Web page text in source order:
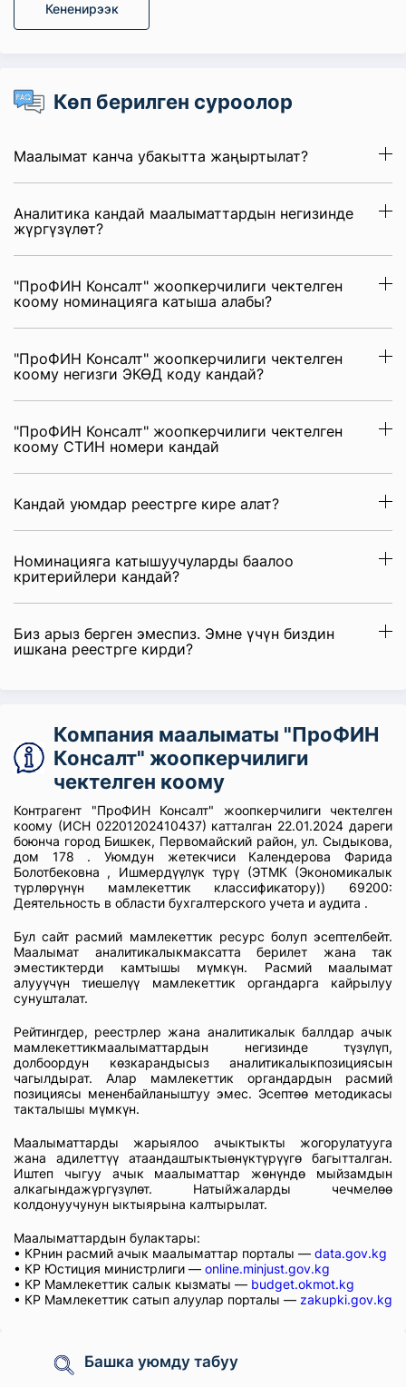
Кененирээк
Көп берилген суроолор
Маалымат канча убакытта жаңыртылат?
Аналитика кандай маалыматтардын негизинде
жүргүзүлөт?
"ПроФИН Консалт" жоопкерчилиги чектелген
коому номинацияга катыша алабы?
"ПроФИН Консалт" жоопкерчилиги чектелген
коому негизги ЭКӨД коду кандай?
"ПроФИН Консалт" жоопкерчилиги чектелген
коому СТИН номери кандай
Кандай уюмдар реестрге кире алат?
Номинацияга катышуучуларды баалоо
критерийлери кандай?
Биз арыз берген эмеспиз. Эмне үчүн биздин
ишкана реестрге кирди?
Компания маалыматы "ПроФИН
Консалт" жоопкерчилиги
чектелген коому
Контрагент "ПроФИН Консалт" жоопкерчилиги чектелген
коому (ИСН 02201202410437) катталган 22.01.2024 дареги
боюнча город Бишкек, Первомайский район, ул. Сыдыкова,
дом 178 . Уюмдун жетекчиси Календерова Фарида
Болотбековна , Ишмердүүлүк түрү (ЭТМК (Экономикалык
түрлөрүнүн мамлекеттик классификатору)) 69200:
Деятельность в области бухгалтерского учета и аудита .
Бул сайт расмий мамлекеттик ресурс болуп эсептелбейт.
Маалымат аналитикалыкмаксатта берилет жана так
эместиктерди камтышы мүмкүн. Расмий маалымат
алууүчүн тиешелүү мамлекеттик органдарга кайрылуу
сунушталат.
Рейтингдер, реестрлер жана аналитикалык баллдар ачык
мамлекеттикмаалыматтардын негизинде түзүлүп,
долбоордун көзкарандысыз аналитикалыкпозициясын
чагылдырат. Алар мамлекеттик органдардын расмий
позициясы мененбайланыштуу эмес. Эсептөө методикасы
такталышы мүмкүн.
Маалыматтарды жарыялоо ачыктыкты жогорулатууга
жана адилеттүү атаандаштыктыөнүктүрүүгө багытталган.
Иштеп чыгуу ачык маалыматтар жөнүндө мыйзамдын
алкагындажүргүзүлөт. Натыйжаларды чечмелөө
колдонуучунун ыктыярына калтырылат.
Маалыматтардын булактары:
• КРнин расмий ачык маалыматтар порталы — data.gov.kg
• КР Юстиция министрлиги — online.minjust.gov.kg
• КР Мамлекеттик салык кызматы — budget.okmot.kg
• КР Мамлекеттик сатып алуулар порталы — zakupki.gov.kg
Башка уюмду табуу